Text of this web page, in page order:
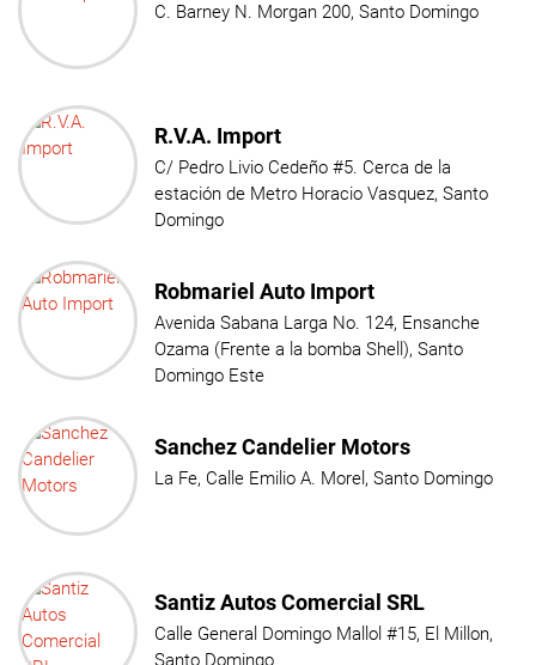
C. Barney N. Morgan 200, Santo Domingo
R.V.A. Import
C/ Pedro Livio Cedeño #5. Cerca de la
estación de Metro Horacio Vasquez, Santo
Domingo
Robmariel Auto Import
Avenida Sabana Larga No. 124, Ensanche
Ozama (Frente a la bomba Shell), Santo
Domingo Este
Sanchez Candelier Motors
La Fe, Calle Emilio A. Morel, Santo Domingo
Santiz Autos Comercial SRL
Calle General Domingo Mallol #15, El Millon,
Santo Domingo